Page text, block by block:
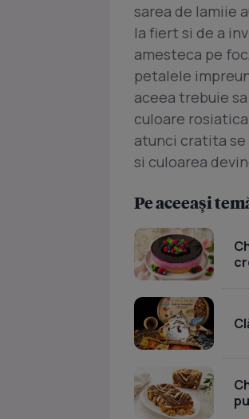
sarea de lamiie
la fiert si de a
amesteca pe
petalele
aceea trebuie
culoare
atunci cratita se
si culoarea
Pe aceeași